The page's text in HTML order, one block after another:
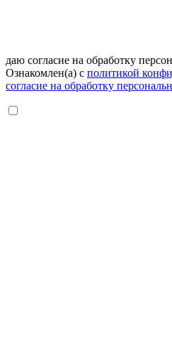
даю согласие на обработку
Ознакомлен(а) с политикой
согласие на обработку